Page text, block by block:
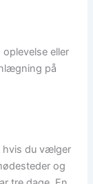
eller
på
hvis du vælger
og